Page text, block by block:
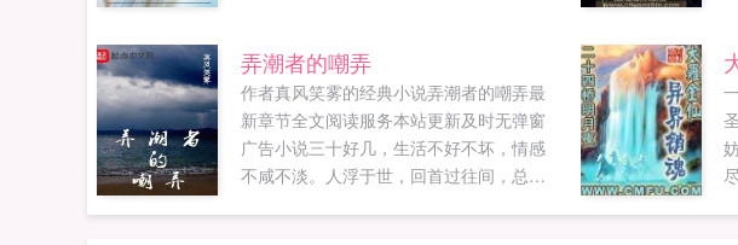
一人！...
弄潮者的嘲弄
作者真风笑雾的经典小说弄潮者的嘲弄最
新章节全文阅读服务本站更新及时无弹窗
广告小说三十好几，生活不好不坏，情感
不咸不淡。人浮于世，回首过往间，总有